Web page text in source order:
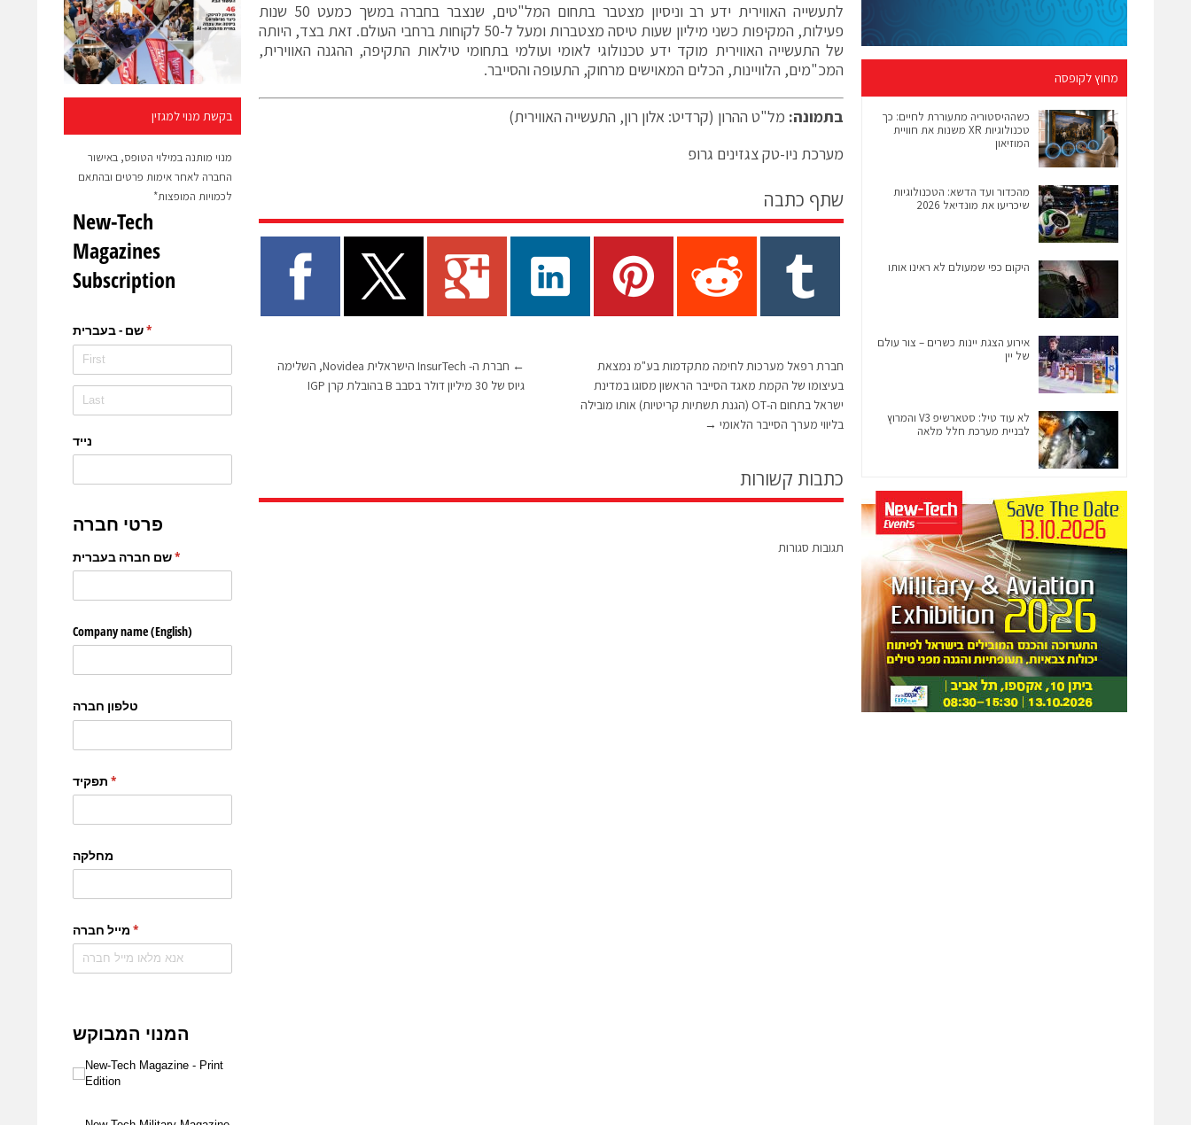
בקשת מנוי למגזין
מנוי מותנה במילוי הטופס, באישור
החברה לאחר אימות פרטים ובהתאם
לכמויות המופצות*
לתעשייה האווירית ידע רב וניסיון מצטבר בתחום המל"טים, שנצבר בחברה במשך כמעט 50 שנות
פעילות, המקיפות כשני מיליון שעות טיסה מצטברות ומעל ל-50 לקוחות ברחבי העולם. זאת בצד, היותה
של התעשייה האווירית מוקד ידע טכנולוגי לאומי ועולמי בתחומי טילאות התקיפה, ההגנה האווירית,
המכ"מים, הלוויינות, הכלים המאוישים מרחוק, התעופה והסייבר.
בתמונה: מל"ט ההרון (קרדיט: אלון רון, התעשייה האווירית)
מערכת ניו-טק צגזינים גרופ
שתף כתבה
←
חברת ה- InsurTech הישראלית Novidea, השלימה
גיוס של 30 מיליון דולר בסבב B בהובלת קרן IGP
חברת רפאל מערכות לחימה מתקדמות בע"מ נמצאת
בעיצומו של הקמת מאגד הסייבר הראשון מסוגו במדינת
ישראל בתחום ה-OT (הגנת תשתיות קריטיות) אותו מובילה
בליווי מערך הסייבר הלאומי →
כתבות קשורות
תגובות סגורות
מחוץ לקופסה
כשההיסטוריה מתעוררת לחיים: כך
טכנולוגיות XR משנות את חוויית
המוזיאון
מהכדור ועד הדשא: הטכנולוגיות
שיכריעו את מונדיאל 2026
היקום כפי שמעולם לא ראינו אותו
אירוע הצגת יינות כשרים – צור עולם
של יין
לא עוד טיל: סטארשיפ V3 והמרוץ
לבניית מערכת חלל מלאה